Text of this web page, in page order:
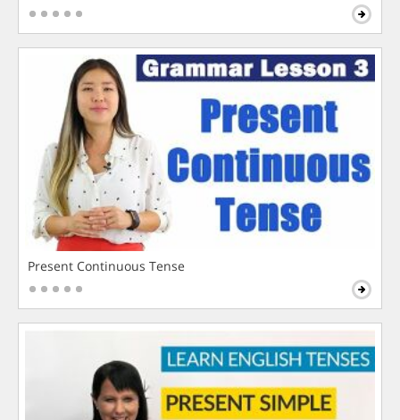
Present Continuous Tense